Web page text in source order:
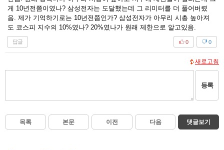
게 10년전쯤이였나? 삼성전자는 도달했는데 그 리미터를 더 풀어버렸
음. 제가 기억하기로는 10년전쯤인가? 삼성전자가 아무리 시총 높아져
도 코스피 지수의 10%였나? 20%였나가 원래 제한으로 알고있음.
답글 0
0
새로고침
등록
목록 본문 이전 다음 댓글보기